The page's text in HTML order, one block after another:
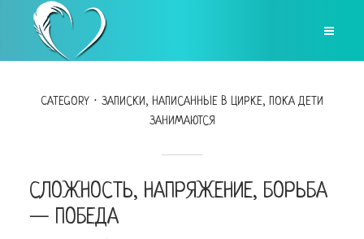
CATEGORY
ЗАПИСКИ, НАПИСАННЫЕ В ЦИРКЕ, ПОКА ДЕТИ
ЗАНИМАЮТСЯ
СЛОЖНОСТЬ, НАПРЯЖЕНИЕ, БОРЬБА
— ПОБЕДА